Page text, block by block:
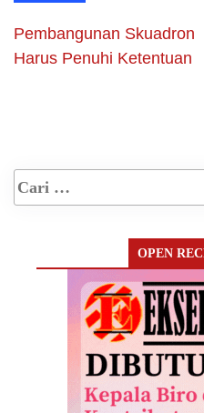
Pembangunan Skuadron
Harus Penuhi Ketentuan
OPEN